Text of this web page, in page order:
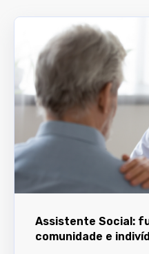
Assistente Social:
comunidade e